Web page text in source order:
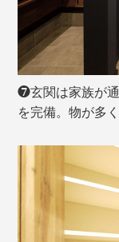
❼玄関は家族が
を完備。物が多